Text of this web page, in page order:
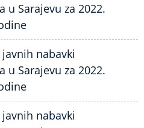
u Sarajevu za 2022.
nabavki
u Sarajevu za 2022.
nabavki